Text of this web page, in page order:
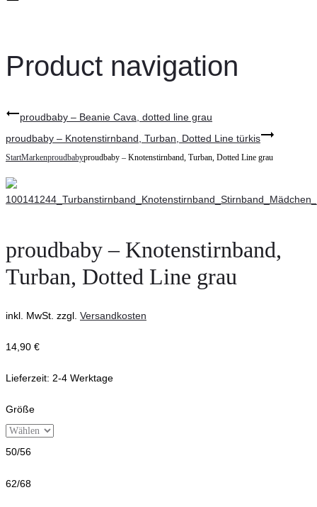
Product navigation
proudbaby – Beanie Cava, dotted line grau
proudbaby – Knotenstirnband, Turban, Dotted Line türkis
StartMarkenproudbabyproudbaby – Knotenstirnband, Turban, Dotted Line grau
proudbaby – Knotenstirnband,
Turban, Dotted Line grau
inkl. MwSt. zzgl. Versandkosten
14,90 €
Lieferzeit: 2-4 Werktage
Größe
50/56
62/68